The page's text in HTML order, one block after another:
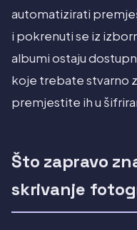
automatizirati
i pokrenuti se iz
albumi ostaju
koje trebate stvarno
premjestite ih u
Što zapravo
skrivanje